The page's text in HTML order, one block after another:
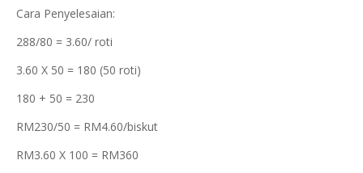
Cara Penyelesaian:
288/80 = 3.60/ roti
3.60 X 50 = 180 (50 roti)
180 + 50 = 230
RM230/50 = RM4.60/biskut
RM3.60 X 100 = RM360